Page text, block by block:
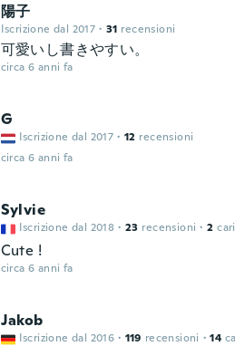
陽子
Iscrizione dal 2017 · 31 recensioni
可愛いし書きやすい。
circa 6 anni fa
G
Iscrizione dal 2017 · 12 recensioni
circa 6 anni fa
Sylvie
Iscrizione dal 2018 · 23 recensioni · 2
Cute !
circa 6 anni fa
Jakob
Iscrizione dal 2016 · 119 recensioni · 14